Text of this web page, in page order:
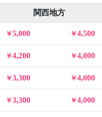
関西地方
5,000 4,500
4,200 4,000
3,300 4,000
3,300 4,000